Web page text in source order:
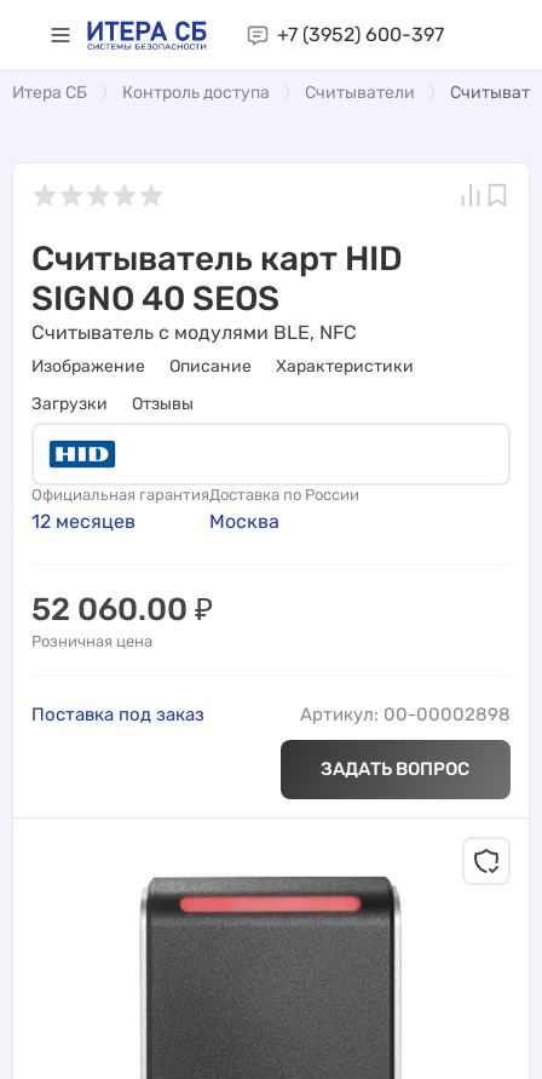
+7 (3952) 600-397
Итера СБ Контроль доступа Считыватели
Считыватель карт HID
SIGNO 40 SEOS
Считыватель с модулями BLE, NFC
Изображение Описание
Характеристики
Загрузки
Отзывы
Официальная гарантия
12 месяцев
Доставка по России
Москва
52 060.00 ₽
Розничная цена
Поставка под заказ Артикул: 00-00002898
ЗАДАТЬ ВОПРОС